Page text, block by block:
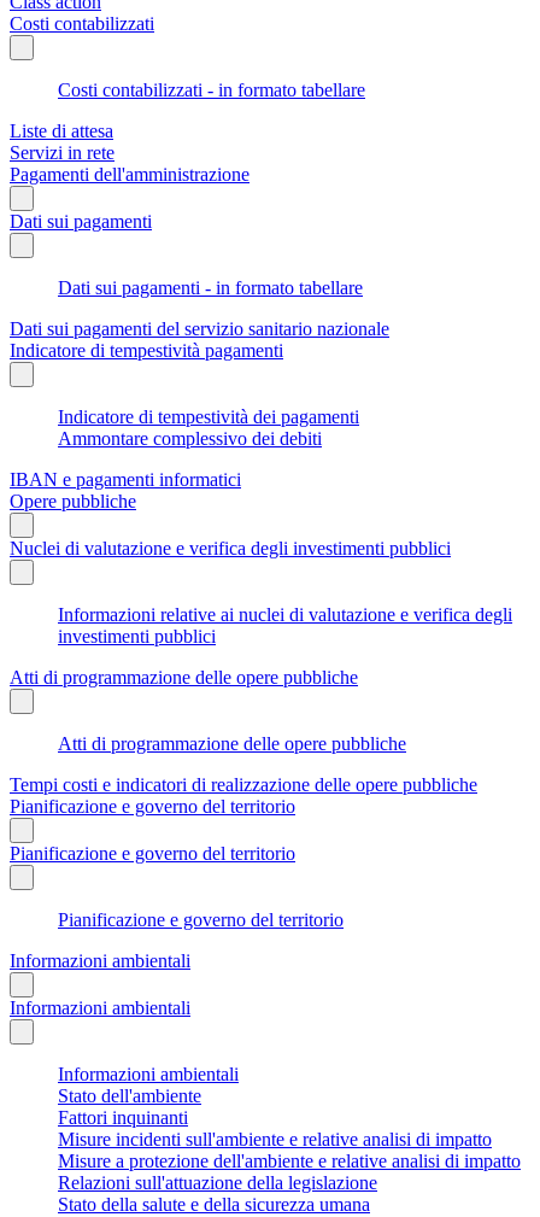
Costi contabilizzati
Costi contabilizzati - in formato tabellare
Liste di attesa
Servizi in rete
Pagamenti dell'amministrazione
Dati sui pagamenti
Dati sui pagamenti - in formato tabellare
Dati sui pagamenti del servizio sanitario nazionale
Indicatore di tempestività pagamenti
Indicatore di tempestività dei pagamenti
Ammontare complessivo dei debiti
IBAN e pagamenti informatici
Opere pubbliche
Nuclei di valutazione e verifica degli investimenti pubblici
Informazioni relative ai nuclei di valutazione e verifica degli
investimenti pubblici
Atti di programmazione delle opere pubbliche
Atti di programmazione delle opere pubbliche
Tempi costi e indicatori di realizzazione delle opere pubbliche
Pianificazione e governo del territorio
Pianificazione e governo del territorio
Pianificazione e governo del territorio
Informazioni ambientali
Informazioni ambientali
Informazioni ambientali
Stato dell'ambiente
Fattori inquinanti
Misure incidenti sull'ambiente e relative analisi di impatto
Misure a protezione dell'ambiente e relative analisi di impatto
Relazioni sull'attuazione della legislazione
Stato della salute e della sicurezza umana